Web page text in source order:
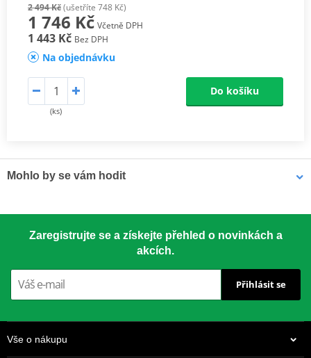
2 494 Kč(ušetříte 748 Kč)
1 746 Kč Včetně DPH
1 443 Kč Bez DPH
Na objednávku
(ks)
Do košíku
Mohlo by se vám hodit
Zaregistrujte se a získejte přehled o novinkách a
akcích.
Přihlásit se
Vše o nákupu